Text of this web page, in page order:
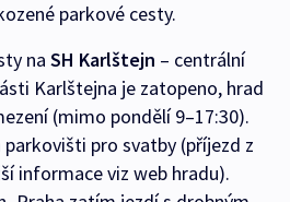
parkové cesty.
na SH Karlštejn – centrální
Karlštejna je zatopeno, hrad
(mimo pondělí 9–17:30).
parkovišti pro svatby (příjezd z
informace viz web hradu).